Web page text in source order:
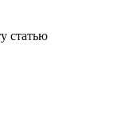
статью